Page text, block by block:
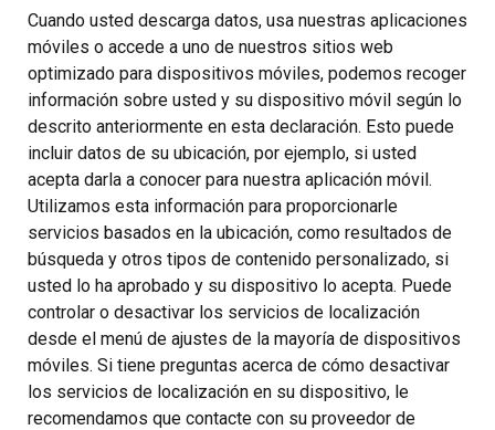
Cuando usted descarga datos, usa nuestras aplicaciones
móviles o accede a uno de nuestros sitios web
optimizado para dispositivos móviles, podemos recoger
información sobre usted y su dispositivo móvil según lo
descrito anteriormente en esta declaración. Esto puede
incluir datos de su ubicación, por ejemplo, si usted
acepta darla a conocer para nuestra aplicación móvil.
Utilizamos esta información para proporcionarle
servicios basados en la ubicación, como resultados de
búsqueda y otros tipos de contenido personalizado, si
usted lo ha aprobado y su dispositivo lo acepta. Puede
controlar o desactivar los servicios de localización
desde el menú de ajustes de la mayoría de dispositivos
móviles. Si tiene preguntas acerca de cómo desactivar
los servicios de localización en su dispositivo, le
recomendamos que contacte con su proveedor de